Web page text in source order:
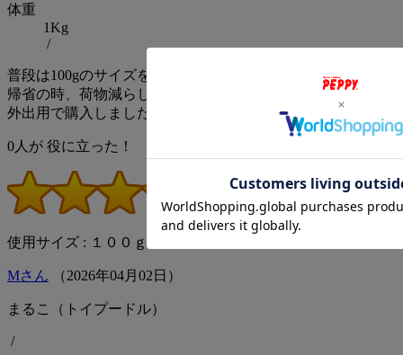
体重
1Kg
/
普段は100gのサイズを購入しているけど
帰省の時、荷物減らしたくて
外出用で購入しました！
0 人が 役に立った！
(評価5点)
使用サイズ : １００ｇ
Mさん （2026年04月 02 日）
まるこ（トイプードル）
/